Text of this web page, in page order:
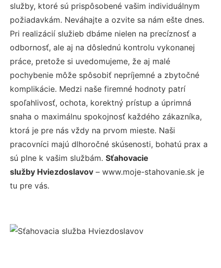
služby, ktoré sú prispôsobené vašim individuálnym
požiadavkám. Neváhajte a ozvite sa nám ešte dnes.
Pri realizácií služieb dbáme nielen na precíznosť a
odbornosť, ale aj na dôslednú kontrolu vykonanej
práce, pretože si uvedomujeme, že aj malé
pochybenie môže spôsobiť nepríjemné a zbytočné
komplikácie. Medzi naše firemné hodnoty patrí
spoľahlivosť, ochota, korektný prístup a úprimná
snaha o maximálnu spokojnosť každého zákazníka,
ktorá je pre nás vždy na prvom mieste. Naši
pracovníci majú dlhoročné skúsenosti, bohatú prax a
sú plne k vašim službám. Sťahovacie
služby Hviezdoslavov – www.moje-stahovanie.sk je
tu pre vás.